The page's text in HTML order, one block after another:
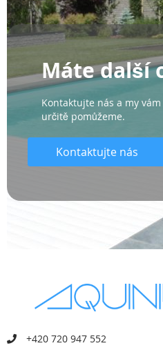
Máte další
Kontaktujte nás a my
určitě pomůžeme.
Kontaktujte nás
+420 720 947 552